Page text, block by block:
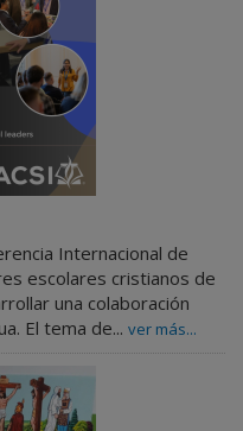
Internacional de
escolares cristianos de
una colaboración
El tema de... ver más...